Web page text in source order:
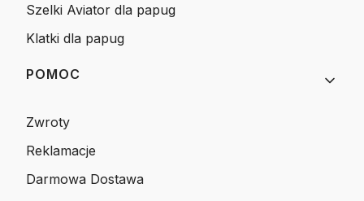
Szelki Aviator dla papug
Klatki dla papug
POMOC
Zwroty
Reklamacje
Darmowa Dostawa